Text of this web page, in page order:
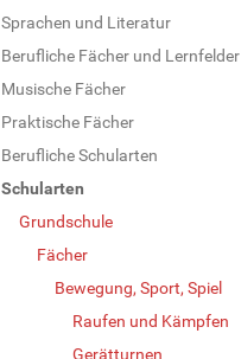
Sprachen und Literatur
Berufliche Fächer und Lernfelder
Musische Fächer
Praktische Fächer
Berufliche Schularten
Schularten
Grundschule
Fächer
Bewegung, Sport, Spiel
Raufen und Kämpfen
Gerätturnen